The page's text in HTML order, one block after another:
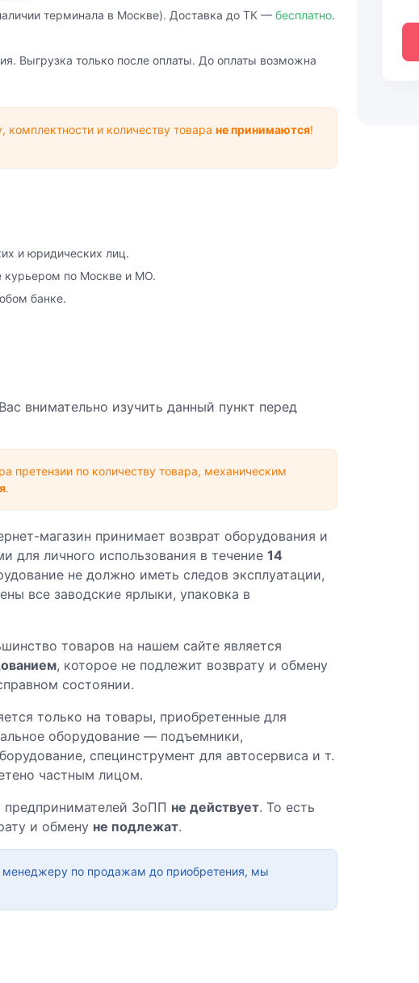
терминала в Москве). Доставка до ТК — бесплатно.
Выгрузка только после оплаты. До оплаты возможна
и количеству товара не принимаются!
и юридических лиц.
курьером по Москве и МО.
банке.
внимательно изучить данный пункт перед
претензии по количеству товара, механическим
.
магазин принимает возврат оборудования и
для личного использования в течение 14
не должно иметь следов эксплуатации,
все заводские ярлыки, упаковка в
товаров на нашем сайте является
, которое не подлежит возврату и обмену
состоянии.
только на товары, приобретенные для
оборудование — подъемники,
специнструмент для автосервиса и т.
частным лицом.
ЗоПП не действует. То есть
и обмену не подлежат.
менеджеру по продажам до приобретения, мы